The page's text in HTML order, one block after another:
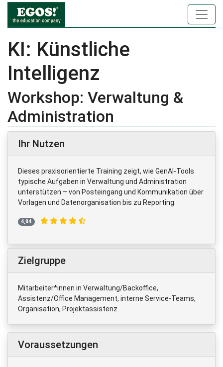
KI: Künstliche
Intelligenz
Workshop: Verwaltung &
Administration
Ihr Nutzen
Dieses praxisorientierte Training zeigt, wie GenAI-Tools
typische Aufgaben in Verwaltung und Administration
unterstützen – von Posteingang und Kommunikation über
Vorlagen und Datenorganisation bis zu Reporting.
4,84
Zielgruppe
Mitarbeiter*innen in Verwaltung/Backoffice,
Assistenz/Office Management, interne Service-Teams,
Organisation, Projektassistenz.
Voraussetzungen